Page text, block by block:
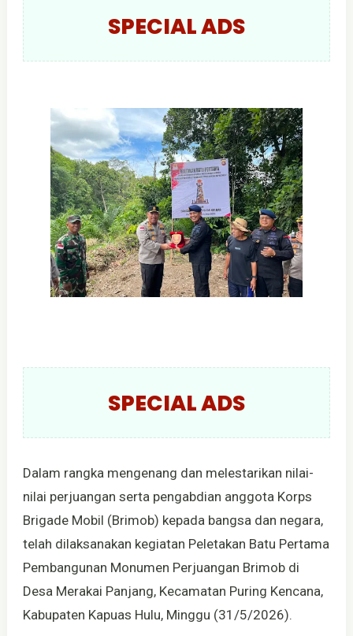
SPECIAL ADS
SPECIAL ADS
Dalam rangka mengenang dan melestarikan nilai-
nilai perjuangan serta pengabdian anggota Korps
Brigade Mobil (Brimob) kepada bangsa dan negara,
telah dilaksanakan kegiatan Peletakan Batu Pertama
Pembangunan Monumen Perjuangan Brimob di
Desa Merakai Panjang, Kecamatan Puring Kencana,
Kabupaten Kapuas Hulu, Minggu (31/5/2026).